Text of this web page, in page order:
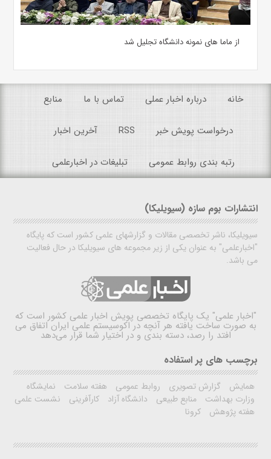
از ماما های نمونه دانشگاه تجلیل شد
خانه درباره اخبار عملی تماس با ما منابع
درخواست پویش خبر RSS آخرین اخبار
رتبه بندی روابط عمومی تبلیغات در اخبارعلمی
انتشارات بوم سازه (سیویلیکا)
سیویلیکا، ناشر تخصصی مقالات و گزارشهای علمی کشور است که پایگاه
"اخبارعلمی" به عنوان یکی از زیر مجموعه های سیویلیکا در حال فعالیت
می باشد.
"اخبار علمی" یک پایگاه تخصصی پویش اخبار علمی کشور است که
به صورت ساخت یافته هر آنچه در اکوسیستم علمی ایران اتفاق می
افتد را رصد، دسته بندی و در اختیار شما قرار می‌دهد
برچسب های پر استفاده
همایش گزارش تصویری روابط عمومی هفته سلامت
نمایشگاه
وزارت بهداشت
منابع طبیعی دانشگاه آزاد کارآفرینی
نشست علمی
هفته پژوهش
کرونا